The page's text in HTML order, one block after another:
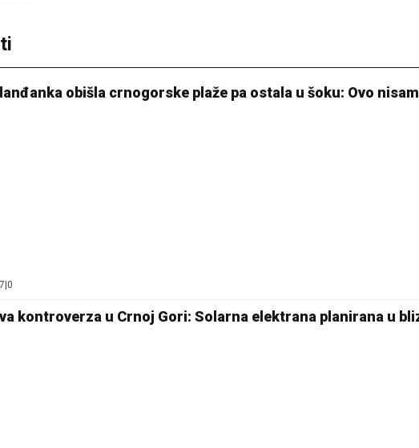
obišla crnogorske plaže pa ostala u šoku: Ovo
0
kontroverza u Crnoj Gori: Solarna elektrana planirana u